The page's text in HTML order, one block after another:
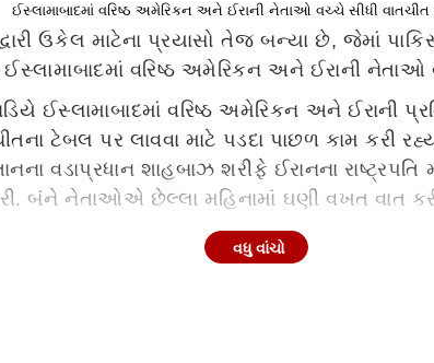
ઈસ્લામાબાદમાં વરિષ્ઠ અમેરિકન અને ઈરાની નેતાઓ વચ્ચે સીધી
ઉકેલ માટેના પ્રયાસો તેજ બન્યા છે, જેમાં
વરિષ્ઠ અમેરિકન અને ઈરાની
વરિષ્ઠ અમેરિકન અને ઈરાની
ટેબલ પર લાવવા માટે પડદા પાછળ કામ કરી
વડાપ્રધાન શાહબાઝ શરીફે ઈરાનના
બંને નેતાઓએ છેલ્લા મહિનામાં ઘણી વખત વાત
વધુ વાંચો